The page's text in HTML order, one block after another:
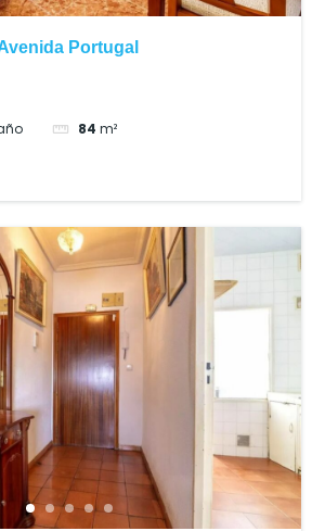
Portugal
84 m²